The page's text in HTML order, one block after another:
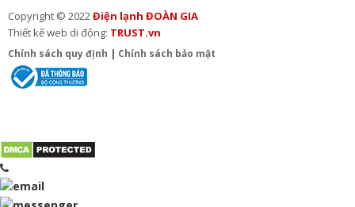
Copyright © 2022Điện lạnh ĐOÀN GIA
Thiết kế web di động: TRUST.vn
Chính sách quy định | Chính sách bảo mật